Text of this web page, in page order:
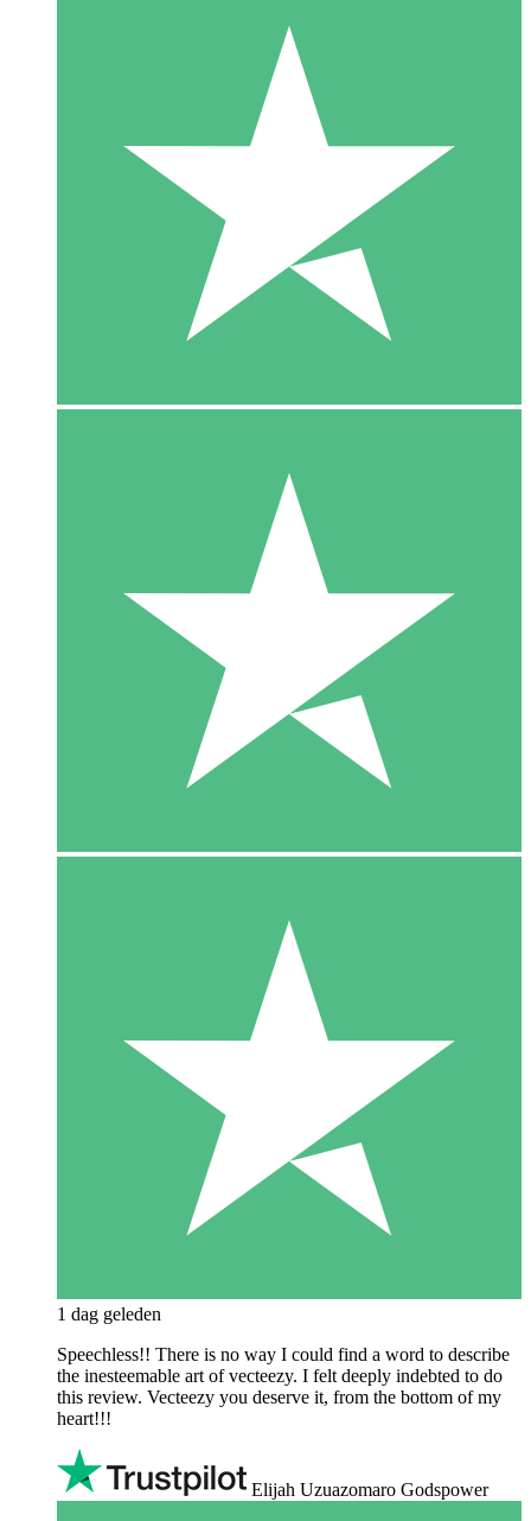
1 dag geleden
Speechless!! There is no way I could find a word to describe
the inesteemable art of vecteezy. I felt deeply indebted to do
this review. Vecteezy you deserve it, from the bottom of my
heart!!!
Elijah Uzuazomaro Godspower